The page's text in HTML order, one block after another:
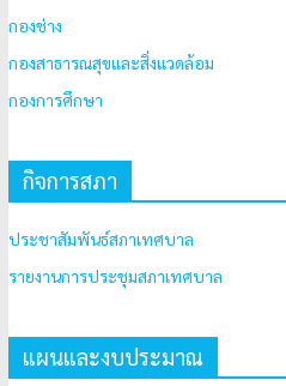
กองช่าง
กองสาธารณสุขและสิ่งแวดล้อม
กองการศึกษา
กิจการสภา
ประชาสัมพันธ์สภาเทศบาล
รายงานการประชุมสภาเทศบาล
แผนและงบประมาณ